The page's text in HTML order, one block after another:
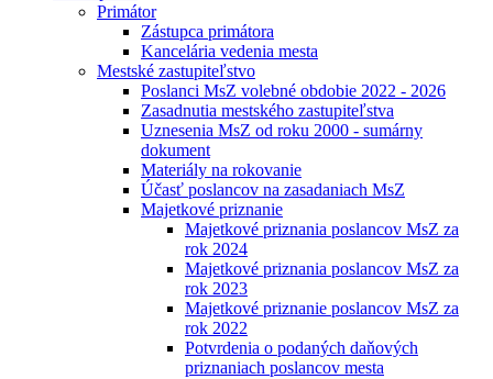
Primátor
Zástupca primátora
Kancelária vedenia mesta
Mestské zastupiteľstvo
Poslanci MsZ volebné obdobie 2022 - 2026
Zasadnutia mestského zastupiteľstva
Uznesenia MsZ od roku 2000 - sumárny
dokument
Materiály na rokovanie
Účasť poslancov na zasadaniach MsZ
Majetkové priznanie
Majetkové priznania poslancov MsZ za
rok 2024
Majetkové priznania poslancov MsZ za
rok 2023
Majetkové priznanie poslancov MsZ za
rok 2022
Potvrdenia o podaných daňových
priznaniach poslancov mesta